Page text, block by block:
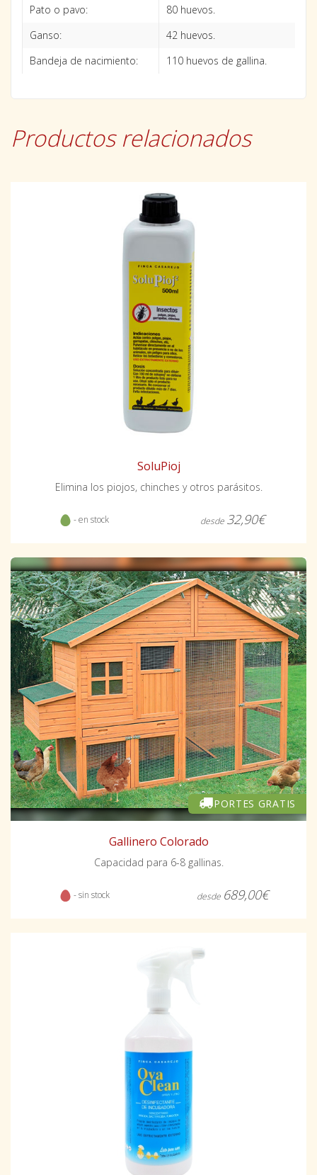
Pato o pavo:
80 huevos.
Ganso:
42 huevos.
Bandeja de nacimiento:
110 huevos de gallina.
Productos relacionados
SoluPioj
Elimina los piojos, chinches y otros parásitos.
- en stock desde 32,90€
PORTES GRATIS
Gallinero Colorado
Capacidad para 6-8 gallinas.
- sin stock desde 689,00€